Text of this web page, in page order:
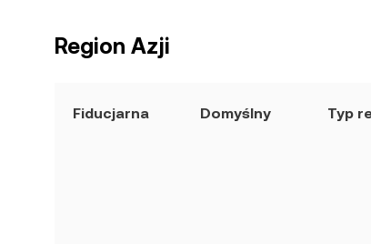
Region Azji
Fiducjarna Domyślny Typ